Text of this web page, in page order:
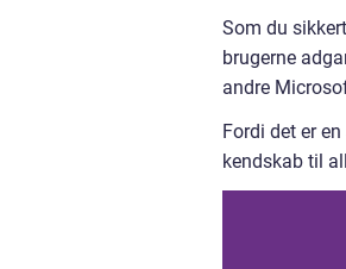
Som du
brugerne
andre
Fordi det er
kendskab til